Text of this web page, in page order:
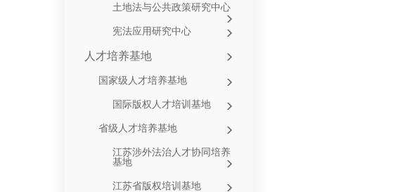
土地法与公共政策研究中心
宪法应用研究中心
人才培养基地
国家级人才培养基地
国际版权人才培训基地
省级人才培养基地
江苏涉外法治人才协同培养
基地
江苏省版权培训基地